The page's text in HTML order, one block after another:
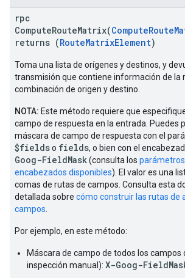
rpc
ComputeRouteMatrix(
returns (RouteMatrixElement)
Toma una lista de orígenes y destinos, y
transmisión que contiene información de la
combinación de origen y destino.
NOTA: Este método requiere que
campo de respuesta en la entrada. Puedes
máscara de campo de respuesta con el
$fieldso fields, o bien con el
Goog-FieldMask(consulta los parámetros
encabezados disponibles). El valor es una
comas de rutas de campos. Consulta esta
detallada sobre cómo construir las rutas de
campos
Por ejemplo, en este método:
Máscara de campo de todos los campos
inspección manual): X-Goog-